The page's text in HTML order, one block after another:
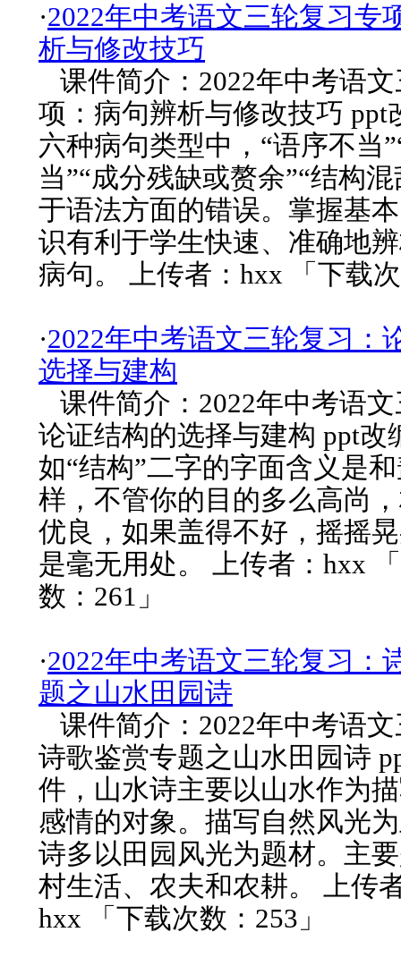
·2022年中考语文三轮复习专
析与修改技巧
课件简介：2022年中考语
项：病句辨析与修改技巧 ppt
六种病句类型中，“语序不当
当”“成分残缺或赘余”“结构
于语法方面的错误。掌握基
识有利于学生快速、准确地
病句。 上传者：hxx 「下载
·2022年中考语文三轮复习：
选择与建构
课件简介：2022年中考语
论证结构的选择与建构 ppt改
如“结构”二字的字面含义是
样，不管你的目的多么高尚
优良，如果盖得不好，摇摇
是毫无用处。 上传者：hxx
数：261」
·2022年中考语文三轮复习：
题之山水田园诗
课件简介：2022年中考语
诗歌鉴赏专题之山水田园诗
件，山水诗主要以山水作为
感情的对象。描写自然风光
诗多以田园风光为题材。主
村生活、农夫和农耕。 上传
hxx 「下载次数：253」